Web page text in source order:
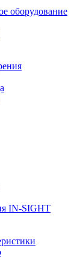
оборудование
IN-SIGHT